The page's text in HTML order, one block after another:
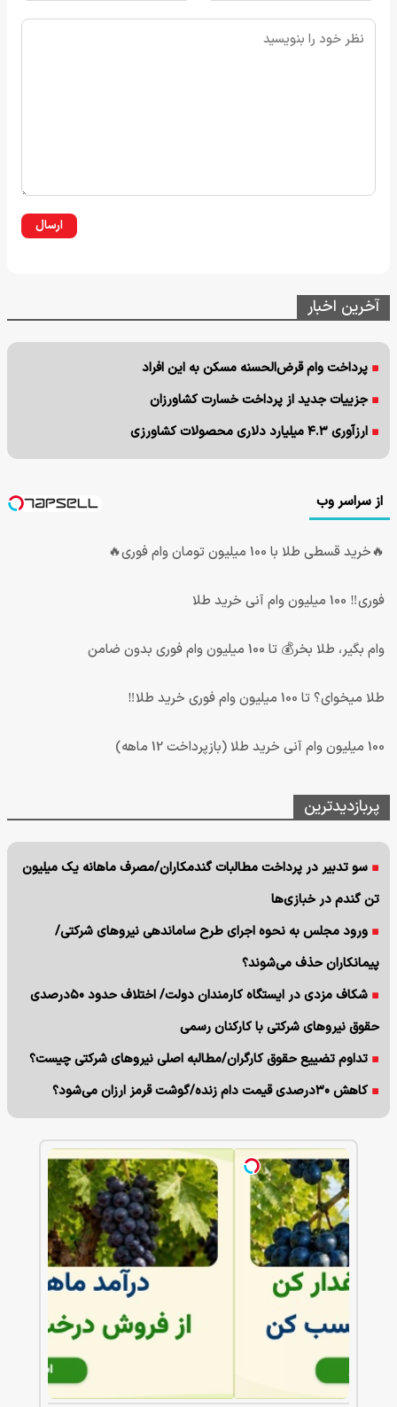
ارسال
آخرین اخبار
پرداخت وام قرض‌الحسنه مسکن به این افراد
جزییات جدید از پرداخت خسارت کشاورزان
ارزآوری ۴.۳ میلیارد دلاری محصولات کشاورزی
از سراسر وب
🔥خرید قسطی طلا با 100 میلیون تومان وام فوری🔥
فوری‼️ 100 میلیون وام آنی خرید طلا
وام بگیر، طلا بخر💰 تا 100 میلیون وام فوری بدون ضامن
طلا میخوای؟ تا 100 میلیون وام فوری خرید طلا‼️
100 میلیون وام آنی خرید طلا (بازپرداخت 12 ماهه)
پربازدیدترین
سو تدبیر در پرداخت مطالبات گندمکاران/مصرف ماهانه یک میلیون
تن گندم در خبازی‌ها
ورود مجلس به نحوه اجرای طرح ساماندهی نیروهای شرکتی/
پیمانکاران حذف می‌شوند؟
شکاف مزدی در ایستگاه کارمندان دولت/ اختلاف حدود ۵۰درصدی
حقوق نیروهای شرکتی با کارکنان رسمی
تداوم تضییع حقوق کارگران/مطالبه اصلی نیروهای شرکتی چیست؟
کاهش ۳۰درصدی قیمت دام زنده/گوشت قرمز ارزان می‌شود؟